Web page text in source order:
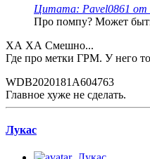
Цитата: Pavel0861 от
Про помпу? Может
ХА ХА Смешно...
Где про метки ГРМ. У него
WDB2020181A604763
Главное хуже не сделать.
Лукас